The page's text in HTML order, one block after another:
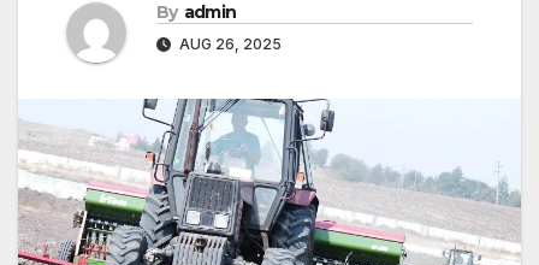
By admin
AUG 26, 2025